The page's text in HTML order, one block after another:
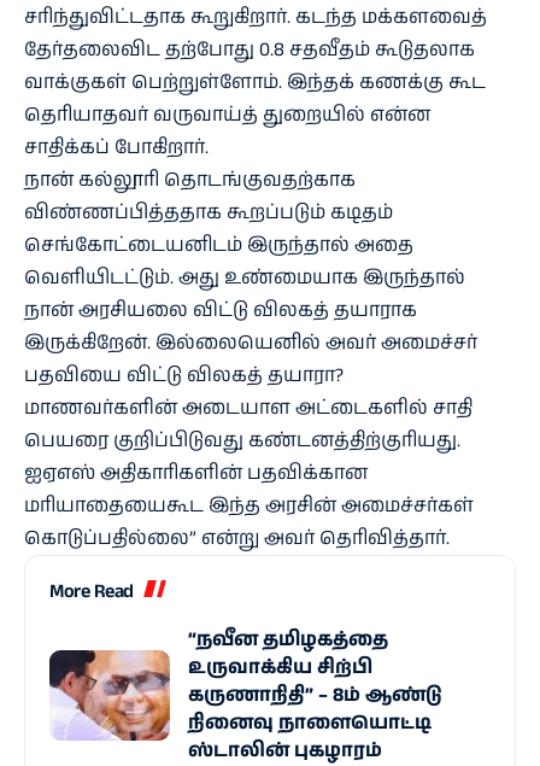
சரிந்துவிட்டதாக கூறுகிறார். கடந்த மக்களவைத்
தேர்தலைவிட தற்போது 0.8 சதவீதம் கூடுதலாக
வாக்குகள் பெற்றுள்ளோம். இந்தக் கணக்கு கூட
தெரியாதவர் வருவாய்த் துறையில் என்ன
சாதிக்கப் போகிறார்.
நான் கல்லூரி தொடங்குவதற்காக
விண்ணப்பித்ததாக கூறப்படும் கடிதம்
செங்கோட்டையனிடம் இருந்தால் அதை
வெளியிடட்டும். அது உண்மையாக இருந்தால்
நான் அரசியலை விட்டு விலகத் தயாராக
இருக்கிறேன். இல்லையெனில் அவர் அமைச்சர்
பதவியை விட்டு விலகத் தயாரா?
மாணவர்களின் அடையாள அட்டைகளில் சாதி
பெயரை குறிப்பிடுவது கண்டனத்திற்குரியது.
ஐஏஎஸ் அதிகாரிகளின் பதவிக்கான
மரியாதையைகூட இந்த அரசின் அமைச்சர்கள்
கொடுப்பதில்லை” என்று அவர் தெரிவித்தார்.
More Read
“நவீன தமிழகத்தை
உருவாக்கிய சிற்பி
கருணாநிதி” – 8ம் ஆண்டு
நினைவு நாளையொட்டி
ஸ்டாலின் புகழாரம்